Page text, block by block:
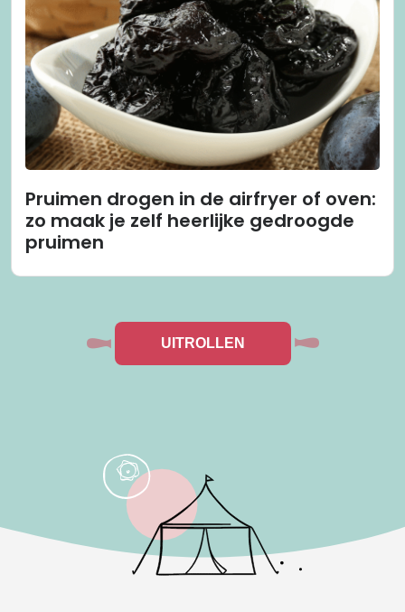
Pruimen drogen in de airfryer of oven:
zo maak je zelf heerlijke gedroogde
pruimen
UITROLLEN